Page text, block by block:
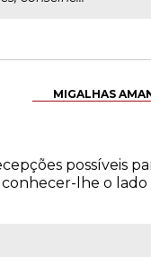
MIGALHAS
possíveis
lhe o lado